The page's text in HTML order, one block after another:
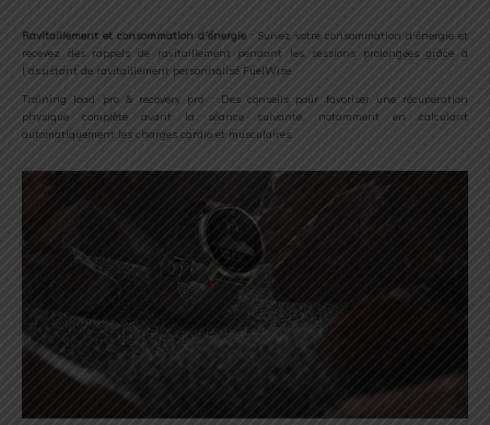
Ravitaillement et consommation d’énergie: Suivez votre consommation d’énergie et
recevez des rappels de ravitaillement pendant les sessions prolongées grâce à
l’assistant de ravitaillement personnalisé FuelWise.
Training load pro & recovery pro : Des conseils pour favoriser une récupération
physique complète avant la séance suivante, notamment en calculant
automatiquement les charges cardio et musculaires.